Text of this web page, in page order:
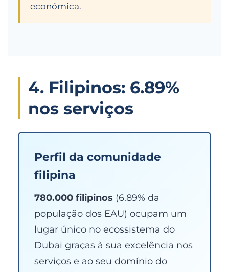
económica.
4. Filipinos: 6.89%
nos serviços
Perfil da comunidade
filipina
780.000 filipinos (6.89% da
população dos EAU) ocupam um
lugar único no ecossistema do
Dubai graças à sua excelência nos
serviços e ao seu domínio do